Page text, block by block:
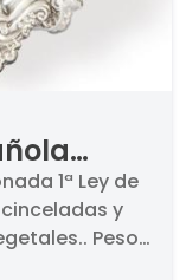
1ª Ley de
y
Peso: